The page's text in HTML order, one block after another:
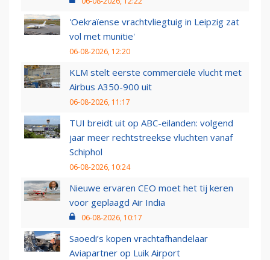
'Oekraïense vrachtvliegtuig in Leipzig zat
vol met munitie'
06-08-2026, 12:20
KLM stelt eerste commerciële vlucht met
Airbus A350-900 uit
06-08-2026, 11:17
TUI breidt uit op ABC-eilanden: volgend
jaar meer rechtstreekse vluchten vanaf
Schiphol
06-08-2026, 10:24
Nieuwe ervaren CEO moet het tij keren
voor geplaagd Air India
06-08-2026, 10:17
Saoedi’s kopen vrachtafhandelaar
Aviapartner op Luik Airport